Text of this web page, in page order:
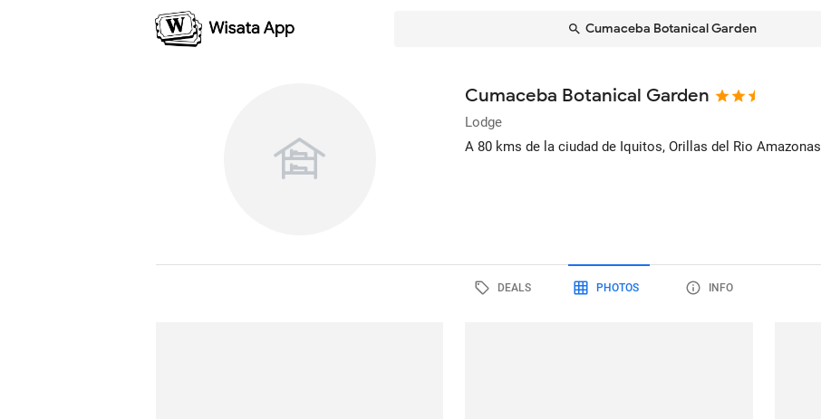
Cumaceba Botanical Garden
Cumaceba Botanical Garden
Lodge
A 80 kms de la ciudad de Iquitos, Orillas del Rio Amazonas
DEALS PHOTOS INFO